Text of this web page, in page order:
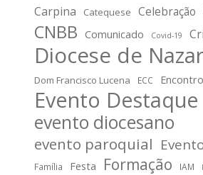
Carpina Catequese Celebração
CNBB Comunicado Covid-19
Diocese de
Dom Francisco Lucena
ECC Encontro
Evento Destaque
evento diocesano
evento paroquial
Família Festa Formação IAM